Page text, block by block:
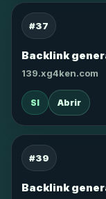
#37
Backlink
139.xg4ken.com
SI Abrir
#39
Backlink